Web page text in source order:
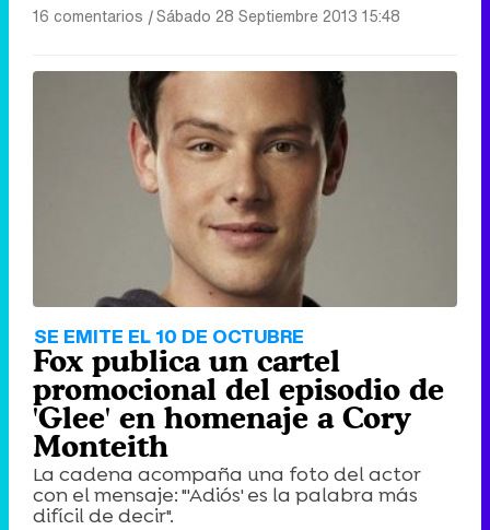
16 comentarios |Sábado 28 Septiembre 2013 15:48
SE EMITE EL 10 DE OCTUBRE
Fox publica un cartel
promocional del episodio de
'Glee' en homenaje a Cory
Monteith
La cadena acompaña una foto del actor
con el mensaje: "'Adiós' es la palabra más
difícil de decir".